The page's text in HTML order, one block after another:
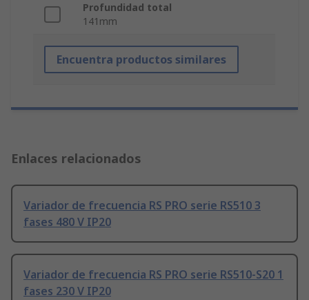
Profundidad total
141mm
Encuentra productos similares
Enlaces relacionados
Variador de frecuencia RS PRO serie RS510 3
fases 480 V IP20
Variador de frecuencia RS PRO serie RS510-S20 1
fases 230 V IP20